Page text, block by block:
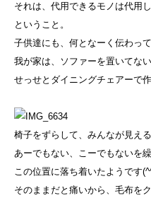
それは、代用できるモノは代用
ということ。
子供達にも、何となーく伝わって
我が家は、ソファーを置いてな
せっせとダイニングチェアーで
椅子をずらして、みんなが見え
あーでもない、こーでもないを
この位置に落ち着いたようです
そのままだと痛いから、毛布を